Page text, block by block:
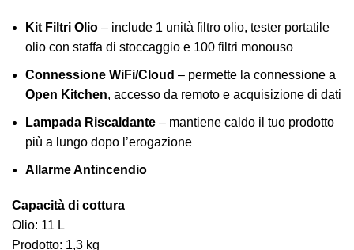
Kit Filtri Olio – include 1 unità filtro olio, tester portatile
olio con staffa di stoccaggio e 100 filtri monouso
Connessione WiFi/Cloud – permette la connessione a
Open Kitchen, accesso da remoto e acquisizione di dati
Lampada Riscaldante – mantiene caldo il tuo prodotto
più a lungo dopo l’erogazione
Allarme Antincendio
Capacità di cottura
Olio: 11 L
Prodotto: 1,3 kg